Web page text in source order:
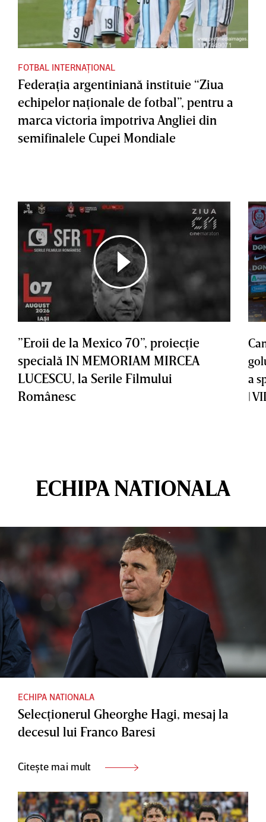
FOTBAL INTERNAȚIONAL
Federaţia argentiniană instituie “Ziua
echipelor naţionale de fotbal”, pentru a
marca victoria împotriva Angliei din
semifinalele Cupei Mondiale
”Eroii de la Mexico 70”, proiecţie
specială IN MEMORIAM MIRCEA
LUCESCU, la Serile Filmului
Românesc
a
|
ECHIPA NATIONALA
ECHIPA NATIONALA
Selecţionerul Gheorghe Hagi, mesaj la
decesul lui Franco Baresi
Citește mai mult